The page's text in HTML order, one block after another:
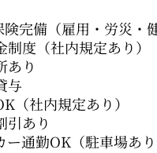
険完備（雇用・労災・
制度（社内規定あり）
あり
与
（社内規定あり）
引あり
ー通勤OK（駐車場あり